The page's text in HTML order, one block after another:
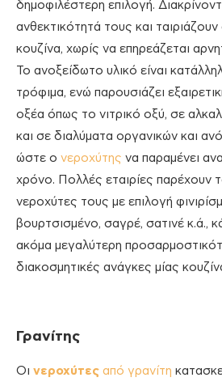
δημοφιλέστερη επιλογή.
ανθεκτικότητά τους και
κουζίνα, χωρίς να επηρεάζεται
Το ανοξείδωτο υλικό είναι
τρόφιμα, ενώ παρουσιάζει
οξέα όπως το νιτρικό οξύ, σε
και σε διαλύματα οργανικών και
ώστε ο νεροχύτης να παραμένει
χρόνο. Πολλές εταιρίες παρέχουν
νεροχύτες τους με επιλογή
βουρτσισμένο, σαγρέ, σατινέ κ.ά.,
ακόμα μεγαλύτερη
διακοσμητικές ανάγκες μίας
Γρανίτης
Οι νεροχύτες από γρανίτη